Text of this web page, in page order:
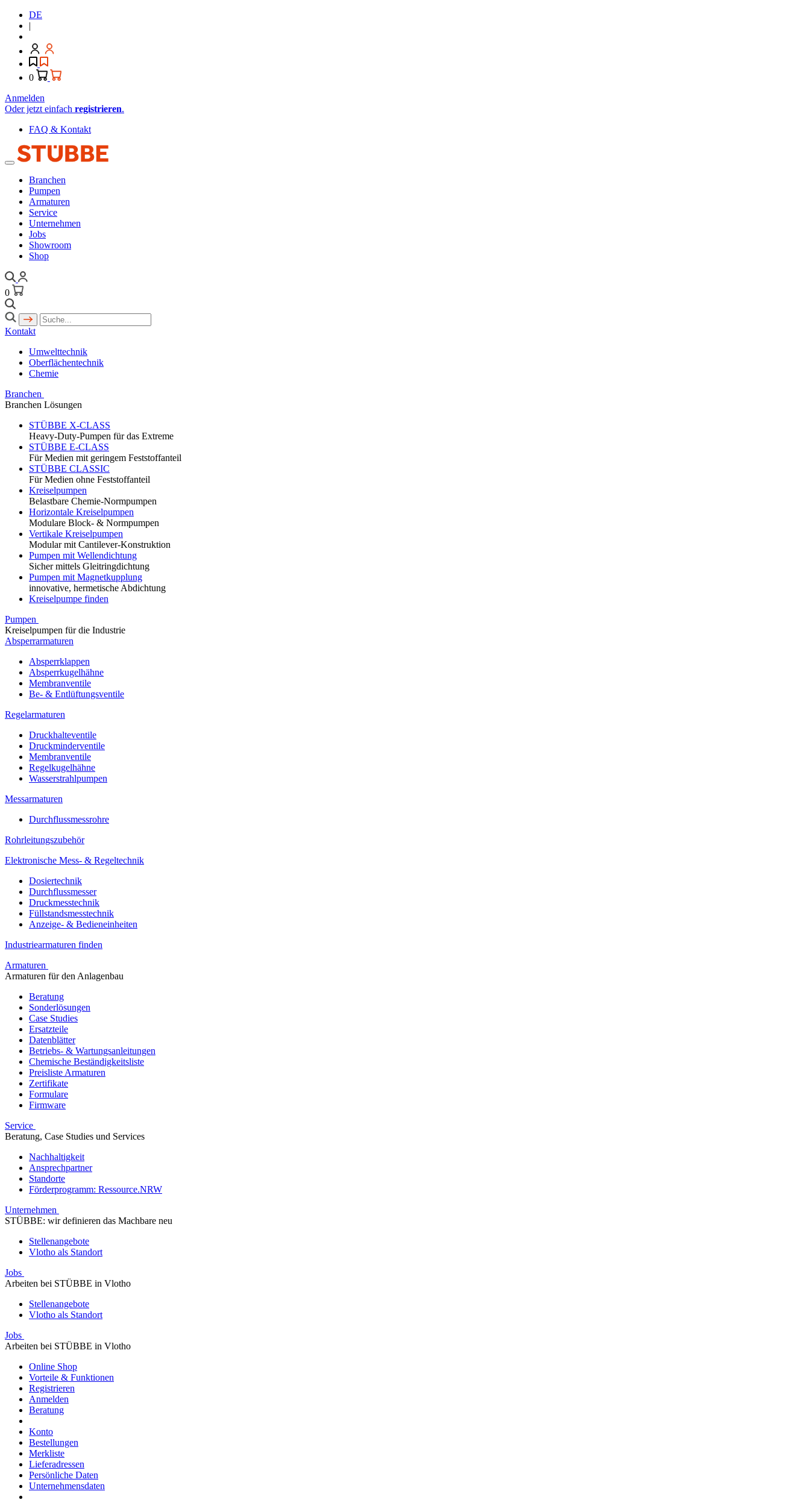
DE
|
0
Anmelden
Oder jetzt einfach registrieren.
FAQ & Kontakt
Branchen
Pumpen
Armaturen
Service
Unternehmen
Jobs
Showroom
Shop
0
Kontakt
Umwelttechnik
Oberflächentechnik
Chemie
Branchen
Branchen Lösungen
STÜBBE X-CLASS
Heavy-Duty-Pumpen für das Extreme
STÜBBE E-CLASS
Für Medien mit geringem Feststoffanteil
STÜBBE CLASSIC
Für Medien ohne Feststoffanteil
Kreiselpumpen
Belastbare Chemie-Normpumpen
Horizontale Kreiselpumpen
Modulare Block- & Normpumpen
Vertikale Kreiselpumpen
Modular mit Cantilever-Konstruktion
Pumpen mit Wellendichtung
Sicher mittels Gleitringdichtung
Pumpen mit Magnetkupplung
innovative, hermetische Abdichtung
Kreiselpumpe finden
Pumpen
Kreiselpumpen für die Industrie
Absperrarmaturen
Absperrklappen
Absperrkugelhähne
Membranventile
Be- & Entlüftungsventile
Regelarmaturen
Druckhalteventile
Druckminderventile
Membranventile
Regelkugelhähne
Wasserstrahlpumpen
Messarmaturen
Durchflussmessrohre
Rohrleitungszubehör
Elektronische Mess- & Regeltechnik
Dosiertechnik
Durchflussmesser
Druckmesstechnik
Füllstandsmesstechnik
Anzeige- & Bedieneinheiten
Industriearmaturen finden
Armaturen
Armaturen für den Anlagenbau
Beratung
Sonderlösungen
Case Studies
Ersatzteile
Datenblätter
Betriebs- & Wartungsanleitungen
Chemische Beständigkeitsliste
Preisliste Armaturen
Zertifikate
Formulare
Firmware
Service
Beratung, Case Studies und Services
Nachhaltigkeit
Ansprechpartner
Standorte
Förderprogramm: Ressource.NRW
Unternehmen
STÜBBE: wir definieren das Machbare neu
Stellenangebote
Vlotho als Standort
Jobs
Arbeiten bei STÜBBE in Vlotho
Stellenangebote
Vlotho als Standort
Jobs
Arbeiten bei STÜBBE in Vlotho
Online Shop
Vorteile & Funktionen
Registrieren
Anmelden
Beratung
Konto
Bestellungen
Merkliste
Lieferadressen
Persönliche Daten
Unternehmensdaten